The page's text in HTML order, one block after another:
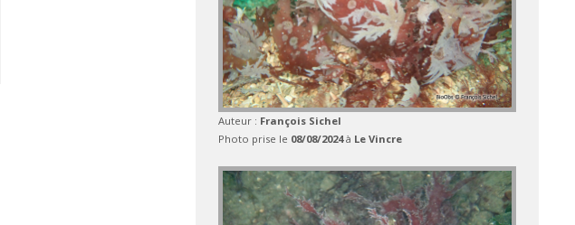
Auteur : François Sichel
Photo prise le 08/08/2024à Le Vincre